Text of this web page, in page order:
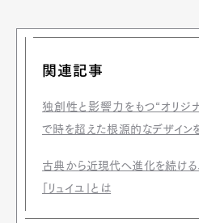
関連記事
独創性と影響力をもつ“オリジ
で時を超えた根源的なデザイン
古典から近現代へ進化を続ける
「リュイユ」とは